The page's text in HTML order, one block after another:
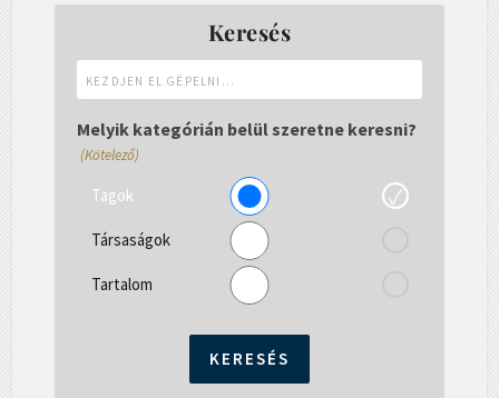
Keresés
el
gépelni...
Melyik kategórián belül szeretne keresni?
(Kötelező)
Tagok
Társaságok
Tartalom